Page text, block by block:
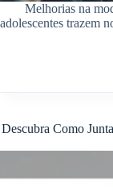
Melhorias na
adolescentes trazem
Descubra Como